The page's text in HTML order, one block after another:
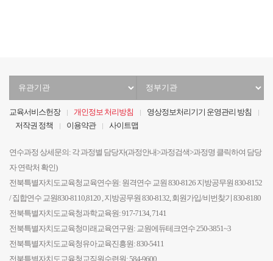
교육서비스헌장 개인정보 처리방침
영상정보처리기기 운영관리 방침
저작권 정책
이용약관 사이트맵
연수과정 상세문의: 각 과정별 담당자(과정안내>과정검색>과정명 클릭하여 담당
자 연락처 확인)
전북특별자치도교육청교육연수원: 원격연수 교원 830-8126 지방공무원 830-8152
/ 집합연수 교원830-8110,8120 , 지방공무원 830-8132, 회원가입/비번찾기 830-8180
전북특별자치도교육청과학교육원: 917-7134, 7141
전북특별자치도교육청미래교육연구원: 교원에듀테크연수 250-3851~3
전북특별자치도교육청유아교육진흥원: 830-5411
전북특별자치도교육청교직원수련원: 584-9600
관
선
관
선